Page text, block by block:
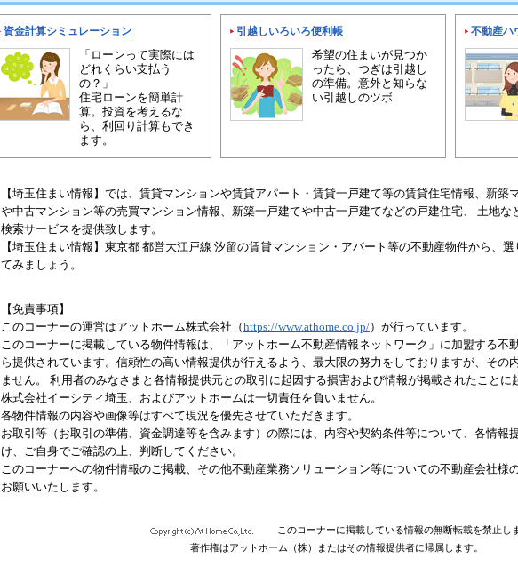
資金計算シミュレーション
「ローンって実際には
どれくらい支払う
の？」
住宅ローンを簡単計
算。投資を考えるな
ら、利回り計算もでき
ます。
引越しいろいろ便利帳
希望の住まいが見つか
ったら、つぎは引越し
の準備。意外と知らな
い引越しのツボ
不動産ハ
【埼玉住まい情報】では、賃貸マンションや賃貸アパート・賃貸一戸建て等の賃貸住宅情報、新築
や中古マンション等の売買マンション情報、新築一戸建てや中古一戸建てなどの戸建住宅、 土地な
検索サービスを提供致します。
【埼玉住まい情報】東京都 都営大江戸線 汐留の賃貸マンション・アパート等の不動産物件から、
てみましょう。
【免責事項】
このコーナーの運営はアットホーム株式会社（https://www.athome.co.jp/）が行っています。
このコーナーに掲載している物件情報は、「アットホーム不動産情報ネットワーク」に加盟する不
ら提供されています。信頼性の高い情報提供が行えるよう、最大限の努力をしておりますが、その
ません。 利用者のみなさまと各情報提供元との取引に起因する損害および情報が掲載されたことに
株式会社イーシティ埼玉、およびアットホームは一切責任を負いません。
各物件情報の内容や画像等はすべて現況を優先させていただきます。
お取引等（お取引の準備、資金調達等を含みます）の際には、内容や契約条件等について、各情報
け、ご自身でご確認の上、判断してください。
このコーナーへの物件情報のご掲載、その他不動産業務ソリューション等についての不動産会社様
お願いいたします。
このコーナーに掲載している情報の無断転載を禁止し
著作権はアットホーム（株）またはその情報提供者に帰属します。